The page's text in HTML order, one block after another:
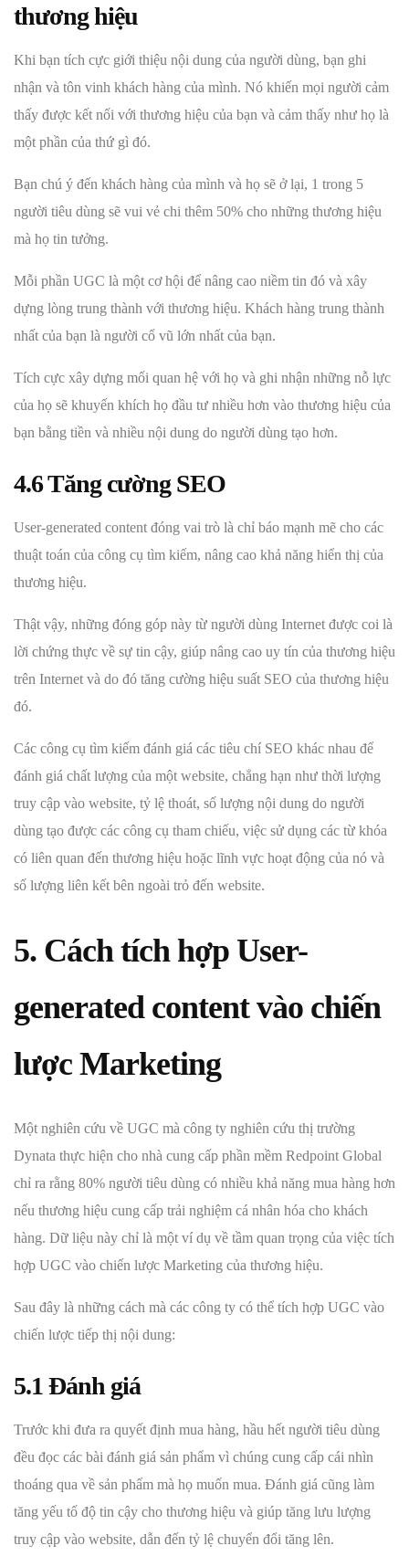
thương hiệu
Khi bạn tích cực giới thiệu nội dung của người dùng, bạn ghi
nhận và tôn vinh khách hàng của mình. Nó khiến mọi người cảm
thấy được kết nối với thương hiệu của bạn và cảm thấy như họ là
một phần của thứ gì đó.
Bạn chú ý đến khách hàng của mình và họ sẽ ở lại, 1 trong 5
người tiêu dùng sẽ vui vẻ chi thêm 50% cho những thương hiệu
mà họ tin tưởng.
Mỗi phần UGC là một cơ hội để nâng cao niềm tin đó và xây
dựng lòng trung thành với thương hiệu. Khách hàng trung thành
nhất của bạn là người cổ vũ lớn nhất của bạn.
Tích cực xây dựng mối quan hệ với họ và ghi nhận những nỗ lực
của họ sẽ khuyến khích họ đầu tư nhiều hơn vào thương hiệu của
bạn bằng tiền và nhiều nội dung do người dùng tạo hơn.
4.6 Tăng cường SEO
User-generated content đóng vai trò là chỉ báo mạnh mẽ cho các
thuật toán của công cụ tìm kiếm, nâng cao khả năng hiển thị của
thương hiệu.
Thật vậy, những đóng góp này từ người dùng Internet được coi là
lời chứng thực về sự tin cậy, giúp nâng cao uy tín của thương hiệu
trên Internet và do đó tăng cường hiệu suất SEO của thương hiệu
đó.
Các công cụ tìm kiếm đánh giá các tiêu chí SEO khác nhau để
đánh giá chất lượng của một website, chẳng hạn như thời lượng
truy cập vào website, tỷ lệ thoát, số lượng nội dung do người
dùng tạo được các công cụ tham chiếu, việc sử dụng các từ khóa
có liên quan đến thương hiệu hoặc lĩnh vực hoạt động của nó và
số lượng liên kết bên ngoài trỏ đến website.
5. Cách tích hợp User-
generated content vào chiến
lược Marketing
Một nghiên cứu về UGC mà công ty nghiên cứu thị trường
Dynata thực hiện cho nhà cung cấp phần mềm Redpoint Global
chỉ ra rằng 80% người tiêu dùng có nhiều khả năng mua hàng hơn
nếu thương hiệu cung cấp trải nghiệm cá nhân hóa cho khách
hàng. Dữ liệu này chỉ là một ví dụ về tầm quan trọng của việc tích
hợp UGC vào chiến lược Marketing của thương hiệu.
Sau đây là những cách mà các công ty có thể tích hợp UGC vào
chiến lược tiếp thị nội dung:
5.1 Đánh giá
Trước khi đưa ra quyết định mua hàng, hầu hết người tiêu dùng
đều đọc các bài đánh giá sản phẩm vì chúng cung cấp cái nhìn
thoáng qua về sản phẩm mà họ muốn mua. Đánh giá cũng làm
tăng yếu tố độ tin cậy cho thương hiệu và giúp tăng lưu lượng
truy cập vào website, dẫn đến tỷ lệ chuyển đổi tăng lên.